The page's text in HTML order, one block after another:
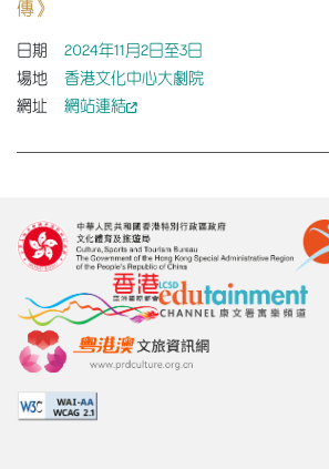
傳》
日期
2024年11月2日至3日
場地
香港文化中心大劇院
網址
網站連結